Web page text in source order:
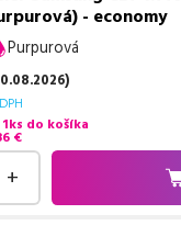
- economy
Purpurová
)
do košíka
€
+